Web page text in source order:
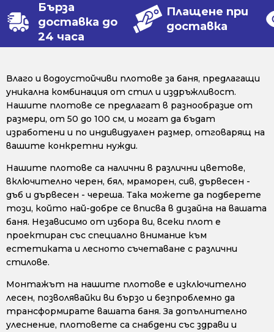
Бърза
доставка до
24 часа
Плащене при
доставка
Влаго и водоустойчиви плотове за баня, предлагащи
уникална комбинация от стил и издръжливост.
Нашите плотове се предлагат в разнообразие от
размери, от 50 до 100 см, и могат да бъдат
изработени и по индивидуален размер, отговарящ на
вашите конкретни нужди.
Нашите плотове са налични в различни цветове,
включително черен, бял, мраморен, сив, дървесен -
дъб и дървесен - череша. Така можете да подберете
този, който най-добре се вписва в дизайна на вашата
баня. Независимо от избора ви, всеки плот е
проектиран със специално внимание към
естетиката и лесното съчетаване с различни
стилове.
Монтажът на нашите плотове е изключително
лесен, позволявайки ви бързо и безпроблемно да
трансформирате вашата баня. За допълнително
улеснение, плотовете са снабдени със здрави и